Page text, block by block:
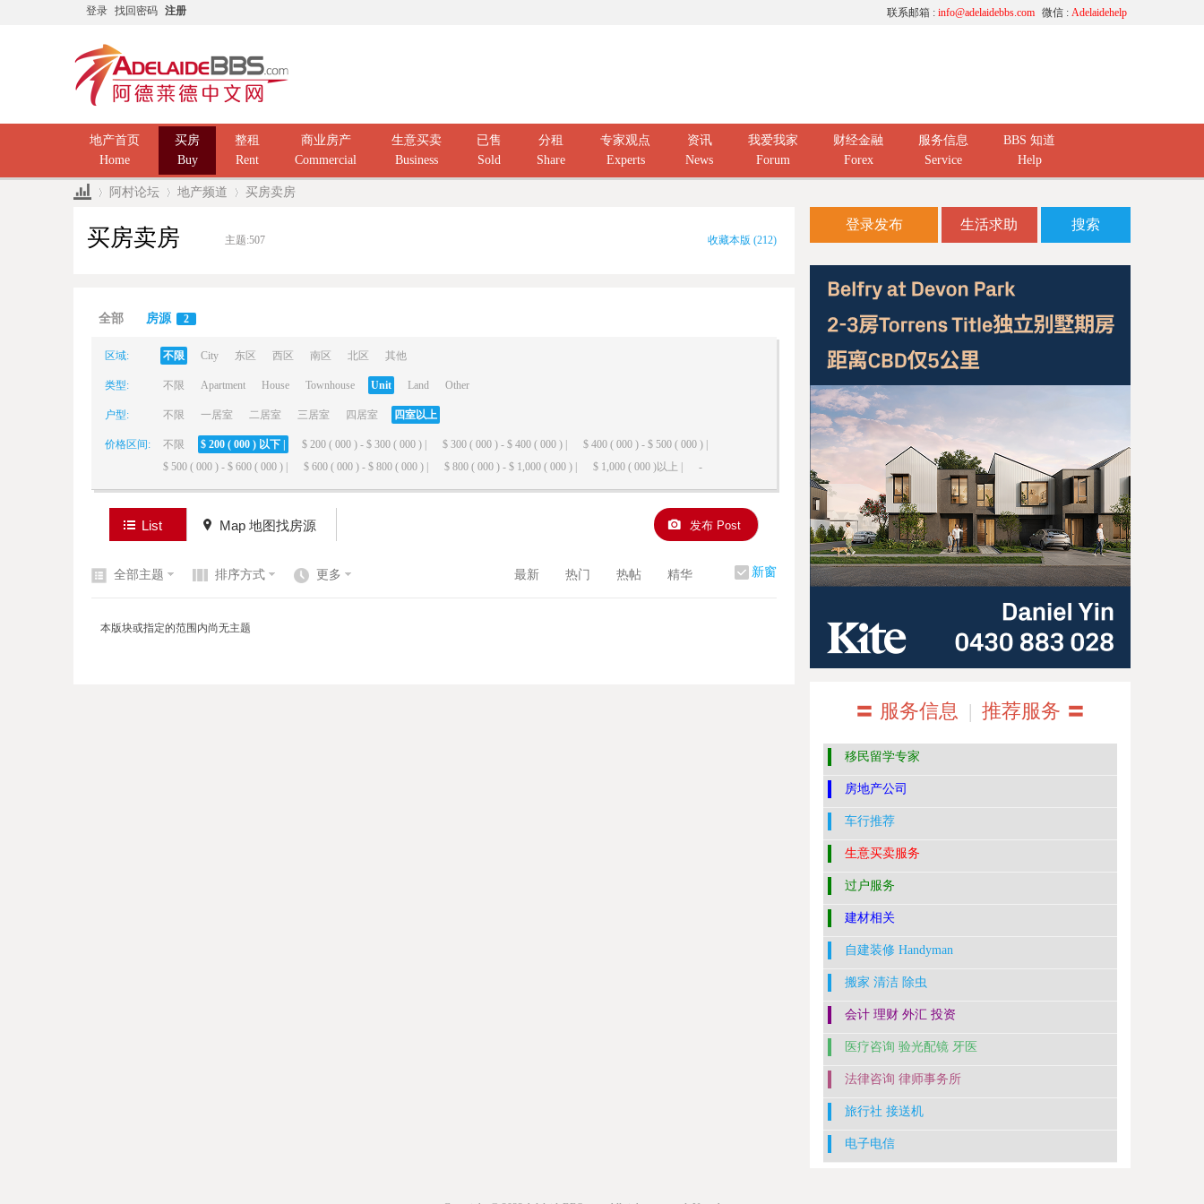
登录 找回密码 注册 微信 : Adelaidehelp
联系邮箱 : info@adelaidebbs.com
地产首页
Home
买房
Buy
整租
Rent
商业房产
Commercial
生意买卖
Business
已售
Sold
分租
Share
专家观点
Experts
资讯
News
我爱我家
Forum
财经金融
Forex
服务信息
Service
BBS 知道
Help
阿村论坛 地产频道 买房卖房
买房卖房 主题:507 收藏本版 (212)
全部 房源 2
区域: 不限 City 东区 西区 南区 北区 其他
类型: 不限 Apartment House Townhouse Unit Land Other
户型: 不限 一居室 二居室 三居室 四居室 四室以上
价格区间: 不限 $ 200 ( 000 ) 以下 | $ 200 ( 000 ) - $ 300 ( 000 ) | $ 300 ( 000 ) - $ 400 ( 000 ) |
$ 400 ( 000 ) - $ 500 ( 000 ) |
$ 500 ( 000 ) - $ 600 ( 000 ) |
$ 600 ( 000 ) - $ 800 ( 000 ) | $ 800 ( 000 ) - $ 1,000 ( 000 ) | $ 1,000 ( 000 )以上 | -
List Map 地图找房源 发布 Post
新窗
全部主题 排序方式 更多 最新 热门 热帖 精华
本版块或指定的范围内尚无主题
登录发布 生活求助 搜索
〓 服务信息 | 推荐服务 〓
移民留学专家
房地产公司
车行推荐
生意买卖服务
过户服务
建材相关
自建装修 Handyman
搬家 清洁 除虫
会计 理财 外汇 投资
医疗咨询 验光配镜 牙医
法律咨询 律师事务所
旅行社 接送机
电子电信